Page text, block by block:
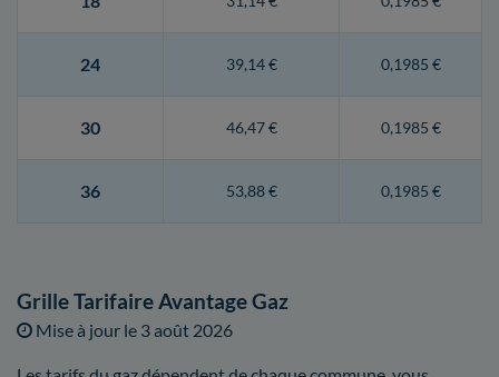
24 39,14 € 0,1985 €
30 46,47 € 0,1985 €
36 53,88 € 0,1985 €
Grille Tarifaire Avantage Gaz
Mise à jour le 3 août 2026